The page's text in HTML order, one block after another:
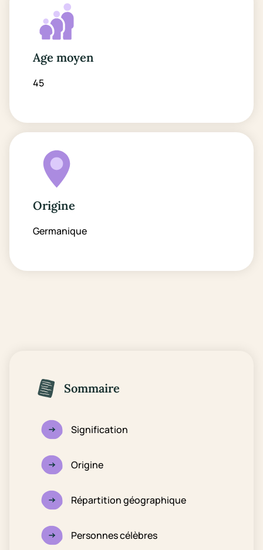
Age moyen
45
Origine
Germanique
Sommaire
Signification
Origine
Répartition géographique
Personnes célèbres